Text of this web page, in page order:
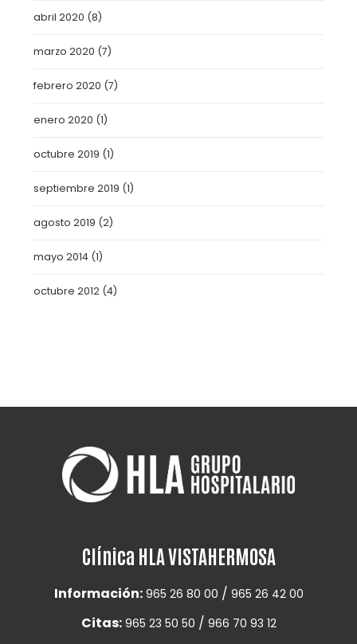
abril 2020 (8)
marzo 2020 (7)
febrero 2020 (7)
enero 2020 (1)
octubre 2019 (1)
septiembre 2019 (1)
agosto 2019 (2)
mayo 2014 (1)
octubre 2012 (4)
Clínica HLA VISTAHERMOSA
Información: 965 26 80 00 / 965 26 42 00
Citas: 965 23 50 50 / 966 70 93 12